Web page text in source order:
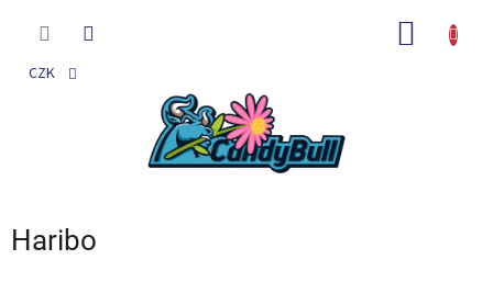
CZK
Haribo